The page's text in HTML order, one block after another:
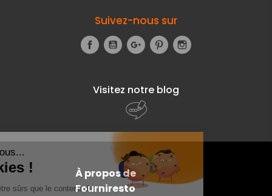
Suivez-nous sur
FacebookYouTubeGoogle+Pinterest
Visitez notre blog
À propos de
Fourniresto